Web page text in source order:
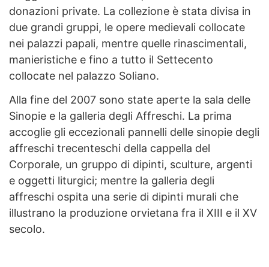
donazioni private. La collezione è stata divisa in
due grandi gruppi, le opere medievali collocate
nei palazzi papali, mentre quelle rinascimentali,
manieristiche e fino a tutto il Settecento
collocate nel palazzo Soliano.
Alla fine del 2007 sono state aperte la sala delle
Sinopie e la galleria degli Affreschi. La prima
accoglie gli eccezionali pannelli delle sinopie degli
affreschi trecenteschi della cappella del
Corporale, un gruppo di dipinti, sculture, argenti
e oggetti liturgici; mentre la galleria degli
affreschi ospita una serie di dipinti murali che
illustrano la produzione orvietana fra il XIII e il XV
secolo.